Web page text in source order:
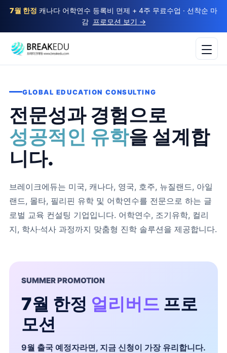
7월 한정 캐나다 어학연수 등록비 면제 + 4주 무료수업 · 선착순 마
감
프로모션 보기 →
GLOBAL EDUCATION CONSULTING
전문성과 경험으로
성공적인 유학을 설계합
니다.
브레이크에듀는 미국, 캐나다, 영국, 호주, 뉴질랜드, 아일
랜드, 몰타, 필리핀 유학 및 어학연수를 전문으로 하는 글
로벌 교육 컨설팅 기업입니다. 어학연수, 조기유학, 컬리
지, 학사·석사 과정까지 맞춤형 진학 솔루션을 제공합니다.
SUMMER PROMOTION
7월 한정 얼리버드 프로
모션
9월 출국 예정자라면, 지금 신청이 가장 유리합니다.